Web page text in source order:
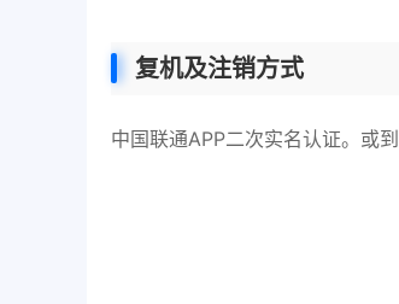
复机及注销方式
中国联通APP二次实名认证。或